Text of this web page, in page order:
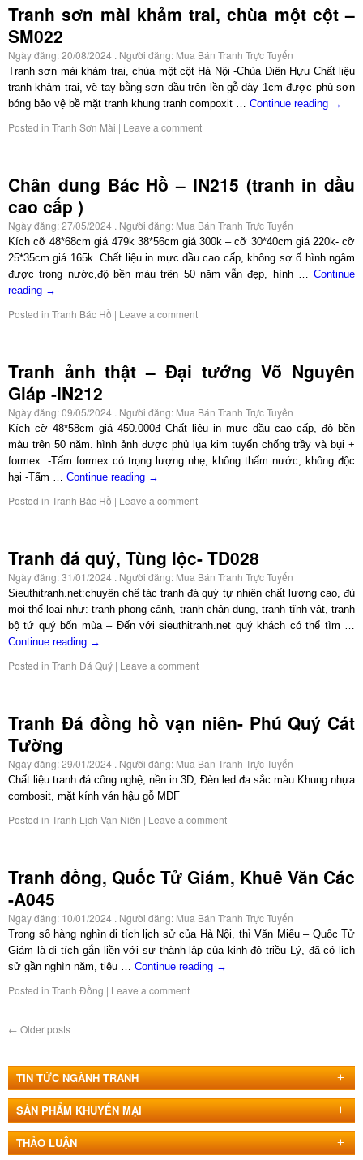
Tranh sơn mài khảm trai, chùa một cột –
SM022
Ngày đăng:20/08/2024 . Người đăng: Mua Bán Tranh Trực Tuyến
Tranh sơn mài khảm trai, chùa một cột Hà Nội -Chùa Diên Hựu Chất liệu
tranh khảm trai, vẽ tay bằng sơn dầu trên lền gỗ dày 1cm được phủ sơn
bóng bảo vệ bề mặt tranh khung tranh compoxit … Continue reading →
Posted in Tranh Sơn Mài | Leave a comment
Chân dung Bác Hồ – IN215 (tranh in dầu
cao cấp )
Ngày đăng:27/05/2024 . Người đăng: Mua Bán Tranh Trực Tuyến
Kích cỡ 48*68cm giá 479k 38*56cm giá 300k – cỡ 30*40cm giá 220k- cỡ
25*35cm giá 165k. Chất liệu in mực dầu cao cấp, không sợ ố hình ngâm
được trong nước,độ bền màu trên 50 năm vẫn đẹp, hình … Continue
reading →
Posted in Tranh Bác Hồ | Leave a comment
Tranh ảnh thật – Đại tướng Võ Nguyên
Giáp -IN212
Ngày đăng:09/05/2024 . Người đăng: Mua Bán Tranh Trực Tuyến
Kích cỡ 48*58cm giá 450.000đ Chất liệu in mực dầu cao cấp, độ bền
màu trên 50 năm. hình ảnh được phủ lụa kim tuyến chống trầy và bụi +
formex. -Tấm formex có trọng lượng nhẹ, không thấm nước, không độc
hại -Tấm … Continue reading →
Posted in Tranh Bác Hồ | Leave a comment
Tranh đá quý, Tùng lộc- TD028
Ngày đăng:31/01/2024 . Người đăng: Mua Bán Tranh Trực Tuyến
Sieuthitranh.net:chuyên chế tác tranh đá quý tự nhiên chất lượng cao, đủ
mọi thể loại như: tranh phong cảnh, tranh chân dung, tranh tĩnh vật, tranh
bộ tứ quý bốn mùa – Đến với sieuthitranh.net quý khách có thể tìm …
Continue reading →
Posted in Tranh Đá Quý | Leave a comment
Tranh Đá đồng hồ vạn niên- Phú Quý Cát
Tường
Ngày đăng:29/01/2024 . Người đăng: Mua Bán Tranh Trực Tuyến
Chất liệu tranh đá công nghệ, nền in 3D, Đèn led đa sắc màu Khung nhựa
combosit, mặt kính ván hậu gỗ MDF
Posted in Tranh Lịch Vạn Niên | Leave a comment
Tranh đồng, Quốc Tử Giám, Khuê Văn Các
-A045
Ngày đăng: 10/01/2024 . Người đăng: Mua Bán Tranh Trực Tuyến
Trong số hàng nghìn di tích lịch sử của Hà Nội, thì Văn Miếu – Quốc Tử
Giám là di tích gắn liền với sự thành lập của kinh đô triều Lý, đã có lịch
sử gần nghìn năm, tiêu … Continue reading →
Posted in Tranh Đồng | Leave a comment
← Older posts
TIN TỨC NGÀNH TRANH
SẢN PHẨM KHUYẾN MẠI
THẢO LUẬN